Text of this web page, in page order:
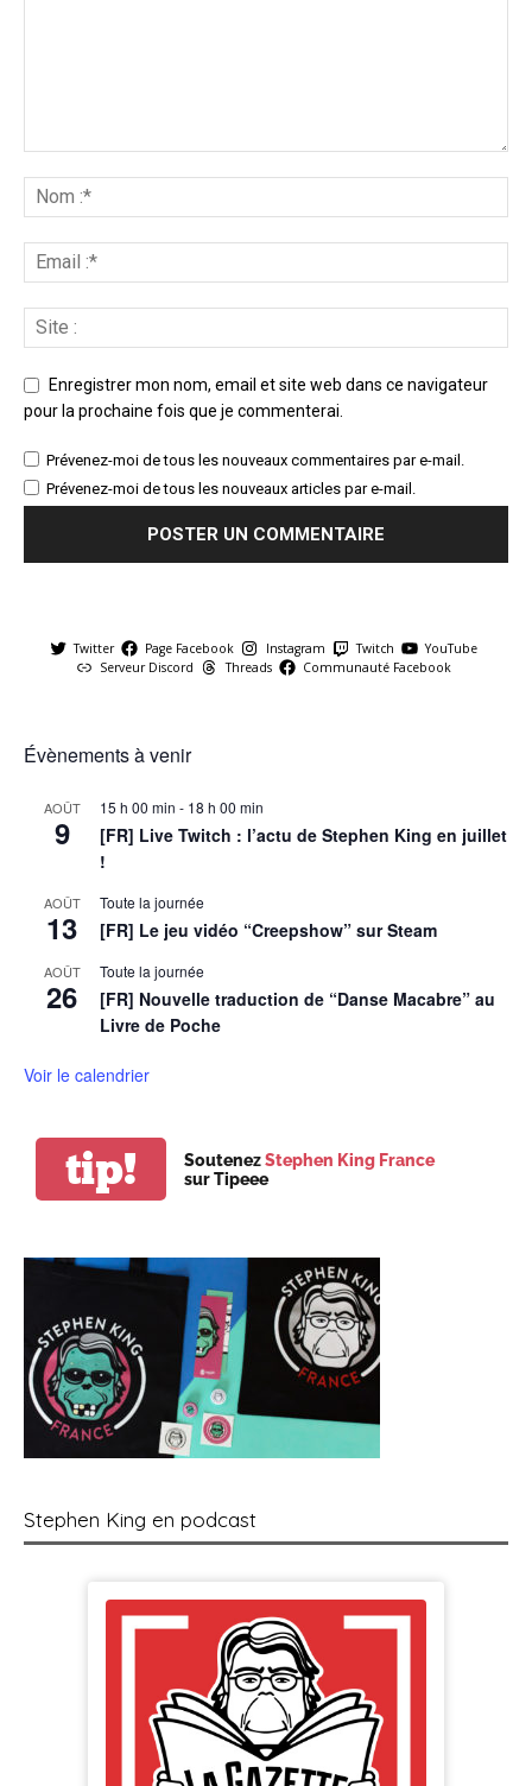
Enregistrer mon nom, email et site web dans ce navigateur
pour la prochaine fois que je commenterai.
Prévenez-moi de tous les nouveaux commentaires par e-mail.
Prévenez-moi de tous les nouveaux articles par e-mail.
Twitter Page Facebook Instagram Twitch
YouTube
Serveur Discord
Threads Communauté Facebook
Évènements à venir
AOÛT
9
15 h 00 min - 18 h 00 min
[FR] Live Twitch : l’actu de Stephen King en juillet
!
AOÛT
13
Toute la journée
[FR] Le jeu vidéo “Creepshow” sur Steam
AOÛT
26
Toute la journée
[FR] Nouvelle traduction de “Danse Macabre” au
Livre de Poche
Voir le calendrier
tip! SoutenezStephen King France
sur Tipeee
Stephen King en podcast